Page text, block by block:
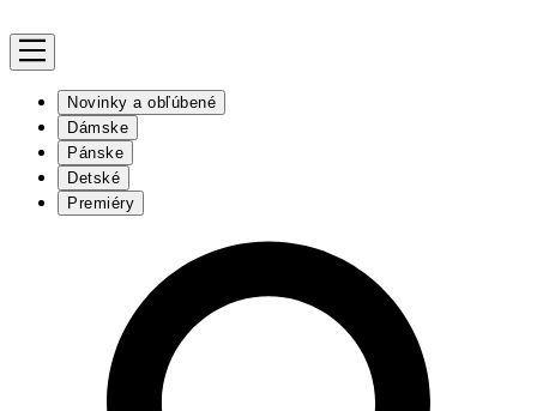
Novinky a obľúbené
Dámske
Pánske
Detské
Premiéry